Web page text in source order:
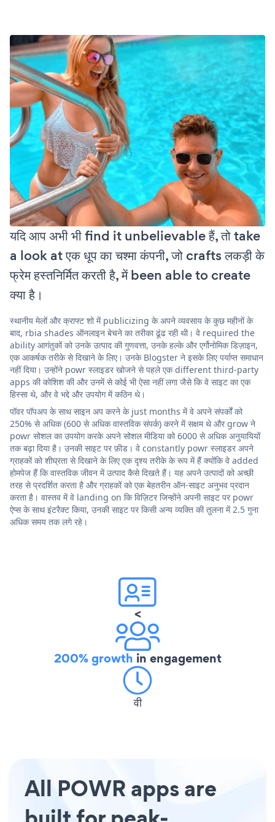
यदि आप अभी भी find it unbelievable हैं, तो take
a look at एक धूप का चश्मा कंपनी, जो crafts लकड़ी के
फ्रेम हस्तनिर्मित करती है, में been able to create
क्या है।
स्थानीय मेलों और क्राफ्ट शो में publicizing के अपने व्यवसाय के कुछ महीनों के
बाद, rbia shades ऑनलाइन बेचने का तरीका ढूंढ रही थी। वे required the
ability आगंतुकों को उनके उत्पाद की गुणवत्ता, उनके हल्के और एर्गोनोमिक डिज़ाइन,
एक आकर्षक तरीके से दिखाने के लिए। उनके Blogster ने इसके लिए पर्याप्त समाधान
नहीं दिया। उन्होंने powr स्लाइडर खोजने से पहले एक different third-party
apps की कोशिश की और उनमें से कोई भी ऐसा नहीं लगा जैसे कि वे साइट का एक
हिस्सा थे, और वे भद्दे और उपयोग में कठिन थे।
पॉवर पॉपअप के साथ साइन अप करने के just months में वे अपने संपर्कों को
250% से अधिक (600 से अधिक वास्तविक संपर्क) करने में सक्षम थे और grow ने
powr सोशल का उपयोग करके अपने सोशल मीडिया को 6000 से अधिक अनुयायियों
तक बढ़ा दिया है। उनकी साइट पर फ़ीड। वे constantly powr स्लाइडर अपने
ग्राहकों को शीघ्रता से दिखाने के लिए एक दृश्य तरीके के रूप में हैं क्योंकि वे added
होमपेज हैं कि वास्तविक जीवन में उत्पाद कैसे दिखते हैं। यह अपने उत्पादों को अच्छी
तरह से प्रदर्शित करता है और ग्राहकों को एक बेहतरीन ऑन-साइट अनुभव प्रदान
करता है। वास्तव में वे landing on कि विज़िटर जिन्होंने अपनी साइट पर powr
ऐप्स के साथ इंटरैक्ट किया, उनकी साइट पर किसी अन्य व्यक्ति की तुलना में 2.5 गुना
अधिक समय तक लगे रहे।
<
200% growth in engagement
वी
All POWR apps are